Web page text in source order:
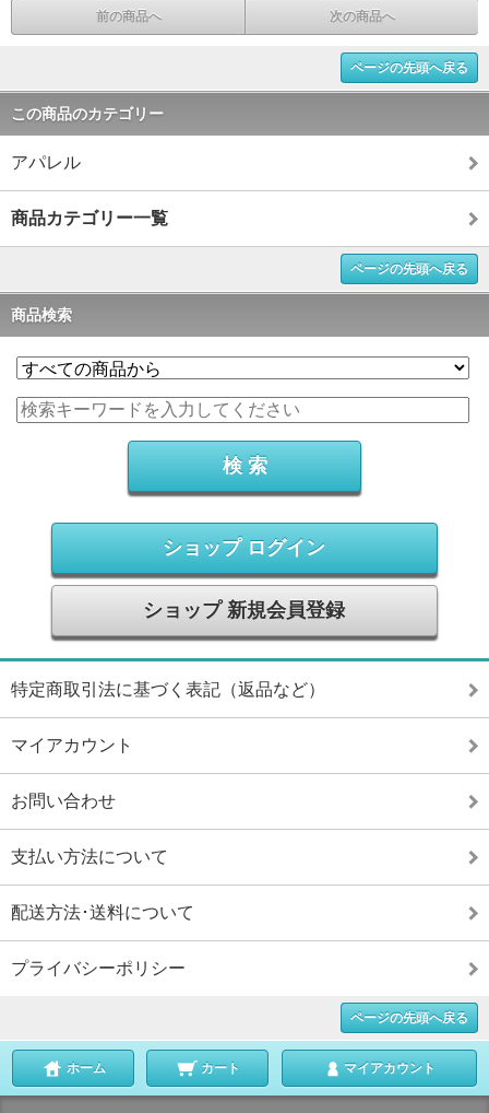
前の商品へ 次の商品へ
ページの先頭へ戻る
この商品のカテゴリー
アパレル
商品カテゴリー一覧
ページの先頭へ戻る
商品検索
ショップ ログイン
ショップ 新規会員登録
特定商取引法に基づく表記（返品など）
マイアカウント
お問い合わせ
支払い方法について
配送方法･送料について
プライバシーポリシー
ページの先頭へ戻る
ホーム カート マイアカウント